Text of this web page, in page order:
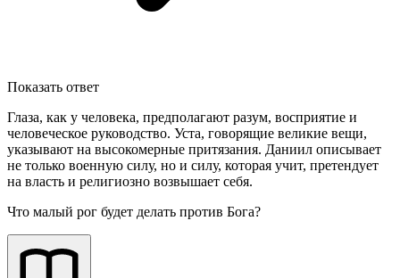
Показать ответ
Глаза, как у человека, предполагают разум, восприятие и
человеческое руководство. Уста, говорящие великие вещи,
указывают на высокомерные притязания. Даниил описывает
не только военную силу, но и силу, которая учит, претендует
на власть и религиозно возвышает себя.
Что малый рог будет делать против Бога?